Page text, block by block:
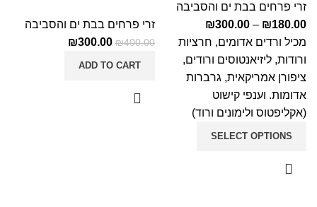
זרי פרחים בבת ים והסביבה
₪180.00
–
₪300.00
מכיל ורדים אדומים, חרציות
ורודות, ליזיאנטוסים ורודים,
ציפורן אמריקאית, גרברות
אדומות. וענפי קישוט
(אקליפטוס ולימונים ורוד)
SELECT OPTIONS
זרי פרחים בבת ים והסביבה
₪400.00
₪300.00
ADD TO CART